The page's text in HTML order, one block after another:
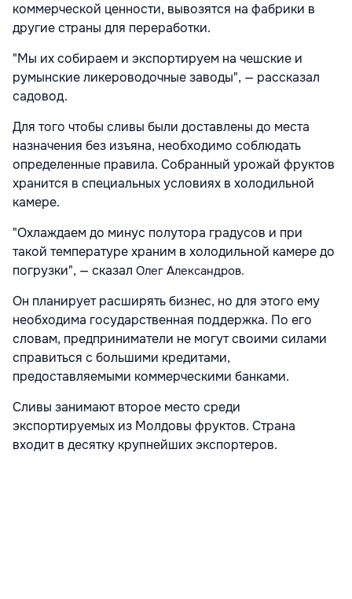
коммерческой ценности, вывозятся на фабрики в
другие страны для переработки.
"Мы их собираем и экспортируем на чешские и
румынские ликероводочные заводы", — рассказал
садовод.
Для того чтобы сливы были доставлены до места
назначения без изъяна, необходимо соблюдать
определенные правила. Собранный урожай фруктов
хранится в специальных условиях в холодильной
камере.
"Охлаждаем до минус полутора градусов и при
такой температуре храним в холодильной камере до
погрузки", — сказал Олег Александров.
Он планирует расширять бизнес, но для этого ему
необходима государственная поддержка. По его
словам, предприниматели не могут своими силами
справиться с большими кредитами,
предоставляемыми коммерческими банками.
Сливы занимают второе место среди
экспортируемых из Молдовы фруктов. Страна
входит в десятку крупнейших экспортеров.